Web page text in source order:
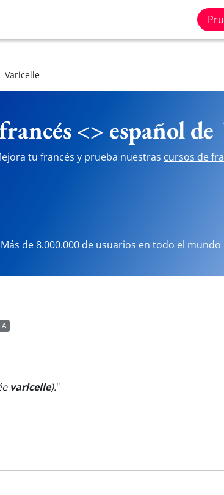
Varicelle
<> español de
tu francés y prueba nuestras cursos de
de 8.000.000 de usuarios en todo el mundo
varicelle)."